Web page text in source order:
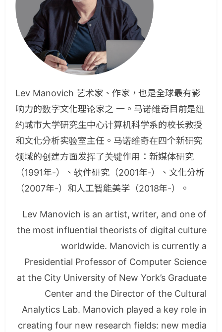
Lev Manovich 艺术家、作家，也是全球最有影
响力的数字文化理论家之 一。马诺维奇目前是纽
约城市大学研究生中心计算机科学系的校长教授
和文化分析实验室主任。马诺维奇在四个新研究
领域的创建方面发挥了关键作用：新媒体研究
（1991年-）、软件研究（2001年-）、文化分析
（2007年-）和人工智能美学（2018年-）。
Lev Manovich is an artist, writer, and one of
the most influential theorists of digital culture
worldwide. Manovich is currently a
Presidential Professor of Computer Science
at the City University of New York’s Graduate
Center and the Director of the Cultural
Analytics Lab. Manovich played a key role in
creating four new research fields: new media